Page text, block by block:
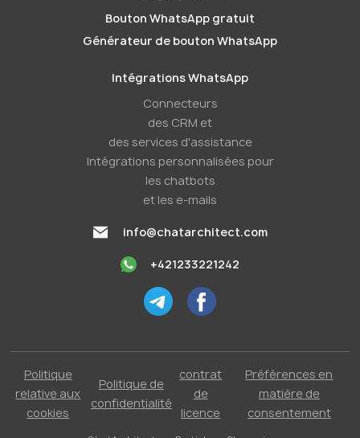
Bouton WhatsApp gratuit
Générateur de bouton WhatsApp
Intégrations WhatsApp
Connecteurs
des CRM et
des services d'assistance
Intégrations personnalisées pour
les chatbots
et les e-mails
info@chatarchitect.com
+421233221242
Politique
relative aux
cookies
Politique de
confidentialité
contrat
de
licence
Préférences en
matière de
consentement